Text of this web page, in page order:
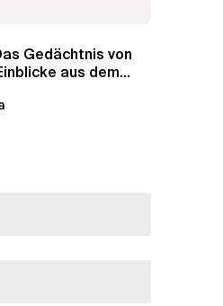
Gedächtnis von
aus dem...